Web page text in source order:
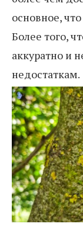
основное,
Более того,
аккуратно и
недостаткам.